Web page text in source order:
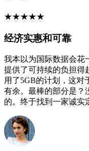
★★★★★
经济实惠和可靠
我本以为国际数据会花
提供了可持续的负担得
用了5GB的计划，这对
有余。最棒的部分是？
的。终于找到一家诚实